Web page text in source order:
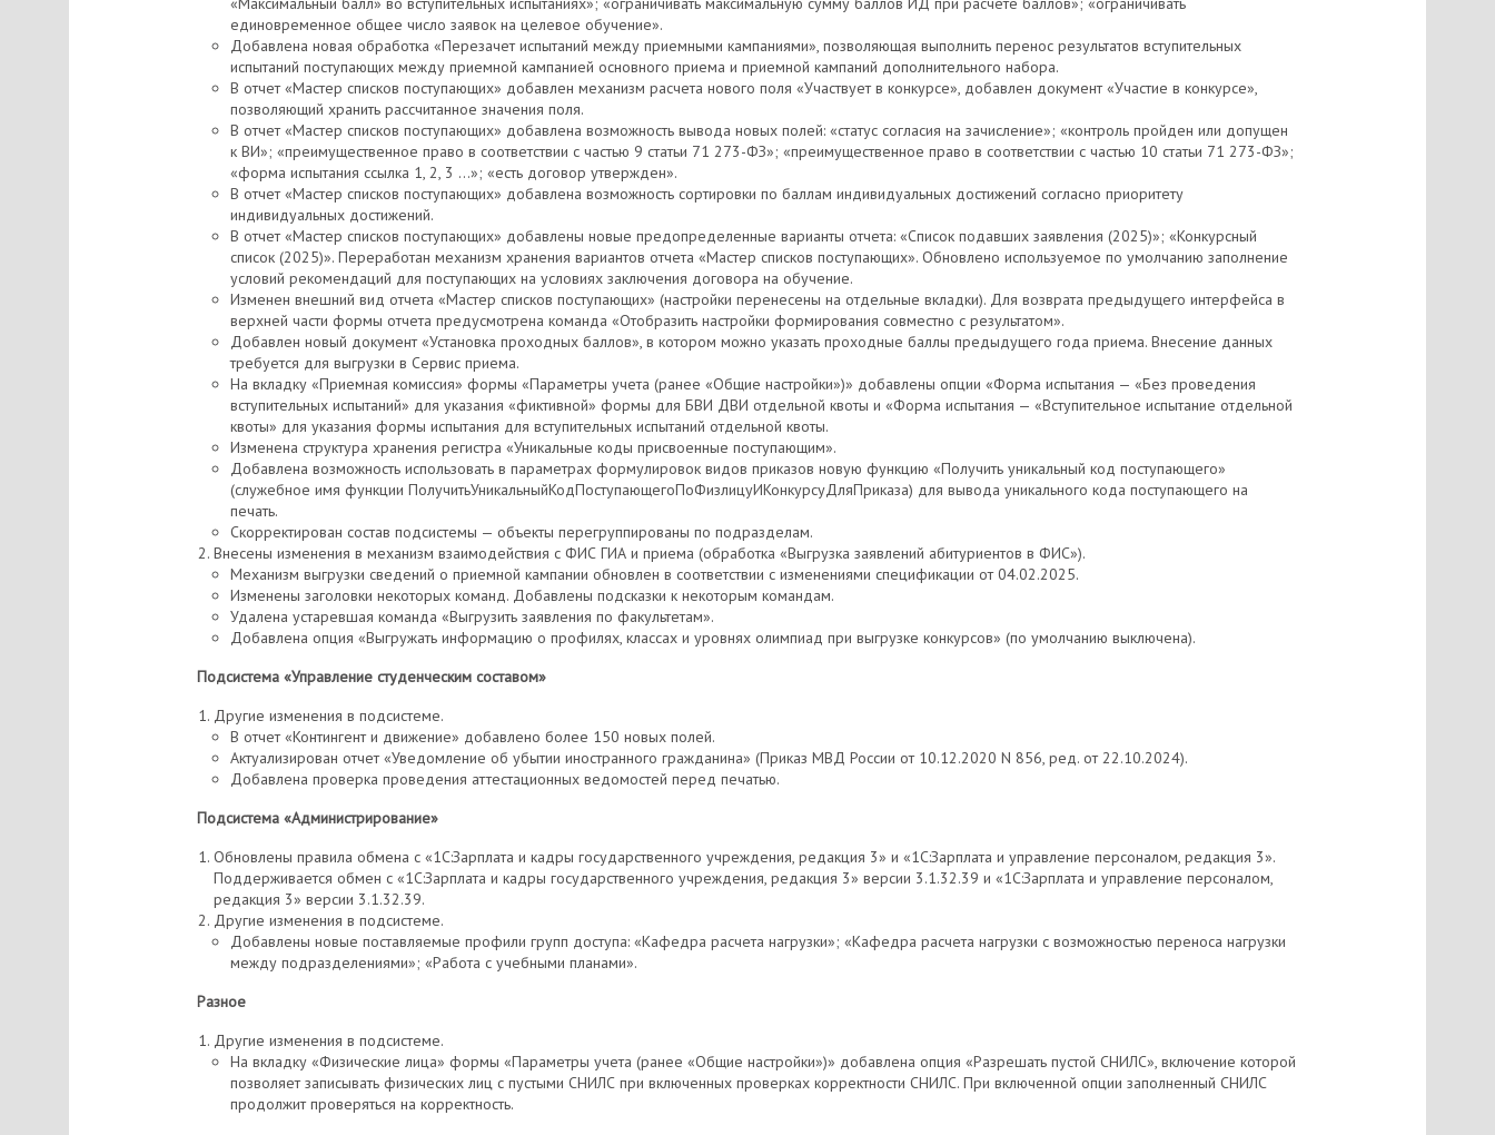
единовременное общее число заявок на целевое обучение».
Добавлена новая обработка «Перезачет испытаний между приемными кампаниями», позволяющая выполнить перенос результатов вступительных
испытаний поступающих между приемной кампанией основного приема и приемной кампаний дополнительного набора.
В отчет «Мастер списков поступающих» добавлен механизм расчета нового поля «Участвует в конкурсе», добавлен документ «Участие в конкурсе»,
позволяющий хранить рассчитанное значения поля.
В отчет «Мастер списков поступающих» добавлена возможность вывода новых полей: «статус согласия на зачисление»; «контроль пройден или допущен
к ВИ»; «преимущественное право в соответствии с частью 9 статьи 71 273-ФЗ»; «преимущественное право в соответствии с частью 10 статьи 71 273-ФЗ»;
«форма испытания ссылка 1, 2, 3 …»; «есть договор утвержден».
В отчет «Мастер списков поступающих» добавлена возможность сортировки по баллам индивидуальных достижений согласно приоритету
индивидуальных достижений.
В отчет «Мастер списков поступающих» добавлены новые предопределенные варианты отчета: «Список подавших заявления (2025)»; «Конкурсный
список (2025)». Переработан механизм хранения вариантов отчета «Мастер списков поступающих». Обновлено используемое по умолчанию заполнение
условий рекомендаций для поступающих на условиях заключения договора на обучение.
Изменен внешний вид отчета «Мастер списков поступающих» (настройки перенесены на отдельные вкладки). Для возврата предыдущего интерфейса в
верхней части формы отчета предусмотрена команда «Отобразить настройки формирования совместно с результатом».
Добавлен новый документ «Установка проходных баллов», в котором можно указать проходные баллы предыдущего года приема. Внесение данных
требуется для выгрузки в Сервис приема.
На вкладку «Приемная комиссия» формы «Параметры учета (ранее «Общие настройки»)» добавлены опции «Форма испытания — «Без проведения
вступительных испытаний» для указания «фиктивной» формы для БВИ ДВИ отдельной квоты и «Форма испытания — «Вступительное испытание отдельной
квоты» для указания формы испытания для вступительных испытаний отдельной квоты.
Изменена структура хранения регистра «Уникальные коды присвоенные поступающим».
Добавлена возможность использовать в параметрах формулировок видов приказов новую функцию «Получить уникальный код поступающего»
(служебное имя функции ПолучитьУникальныйКодПоступающегоПоФизлицуИКонкурсуДляПриказа) для вывода уникального кода поступающего на
печать.
Скорректирован состав подсистемы — объекты перегруппированы по подразделам.
Внесены изменения в механизм взаимодействия с ФИС ГИА и приема (обработка «Выгрузка заявлений абитуриентов в ФИС»).
Механизм выгрузки сведений о приемной кампании обновлен в соответствии с изменениями спецификации от 04.02.2025.
Изменены заголовки некоторых команд. Добавлены подсказки к некоторым командам.
Удалена устаревшая команда «Выгрузить заявления по факультетам».
Добавлена опция «Выгружать информацию о профилях, классах и уровнях олимпиад при выгрузке конкурсов» (по умолчанию выключена).
Подсистема «Управление студенческим составом»
Другие изменения в подсистеме.
В отчет «Контингент и движение» добавлено более 150 новых полей.
Актуализирован отчет «Уведомление об убытии иностранного гражданина» (Приказ МВД России от 10.12.2020 N 856, ред. от 22.10.2024).
Добавлена проверка проведения аттестационных ведомостей перед печатью.
Подсистема «Администрирование»
Обновлены правила обмена с «1С:Зарплата и кадры государственного учреждения, редакция 3» и «1С:Зарплата и управление персоналом, редакция 3».
Поддерживается обмен с «1С:Зарплата и кадры государственного учреждения, редакция 3» версии 3.1.32.39 и «1С:Зарплата и управление персоналом,
редакция 3» версии 3.1.32.39.
Другие изменения в подсистеме.
Добавлены новые поставляемые профили групп доступа: «Кафедра расчета нагрузки»; «Кафедра расчета нагрузки с возможностью переноса нагрузки
между подразделениями»; «Работа с учебными планами».
Разное
Другие изменения в подсистеме.
На вкладку «Физические лица» формы «Параметры учета (ранее «Общие настройки»)» добавлена опция «Разрешать пустой СНИЛС», включение которой
позволяет записывать физических лиц с пустыми СНИЛС при включенных проверках корректности СНИЛС. При включенной опции заполненный СНИЛС
продолжит проверяться на корректность.